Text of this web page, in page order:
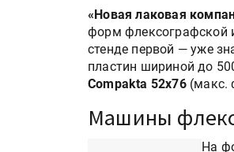
«Новая лаковая
форм флексографской
стенде первой — уже
пластин шириной до
Compakta 52x76(макс.
Машины
На